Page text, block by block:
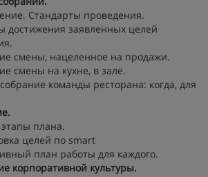
Стандарты проведения.
достижения заявленных целей
смены, нацеленное на продажи.
смены на кухне, в зале.
команды ресторана: когда, для
плана.
целей по smart
план работы для каждого.
корпоративной культуры.